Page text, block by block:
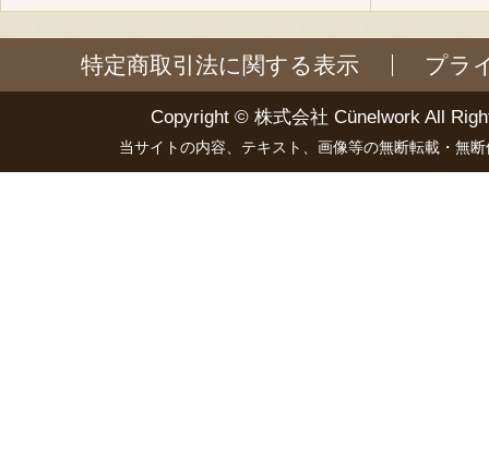
特定商取引法に関する表示 プラ
Copyright © 株式会社 Cünelwork All
当サイトの内容、テキスト、画像等の無断転載・無